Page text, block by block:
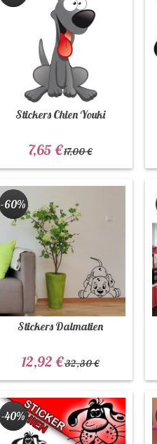
Stickers Chien Youki
7,65 €17,00 €
Stickers Dalmatien
-60%
12,92 €32,30 €
-40%